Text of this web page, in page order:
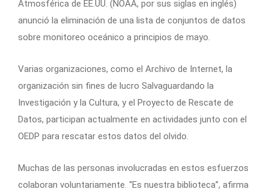
Atmosférica de EE.UU. (NOAA, por sus siglas en inglés)
anunció la eliminación de una lista de conjuntos de datos
sobre monitoreo oceánico a principios de mayo.
Varias organizaciones, como el Archivo de Internet, la
organización sin fines de lucro Salvaguardando la
Investigación y la Cultura, y el Proyecto de Rescate de
Datos, participan actualmente en actividades junto con el
OEDP para rescatar estos datos del olvido.
Muchas de las personas involucradas en estos esfuerzos
colaboran voluntariamente. “Es nuestra biblioteca”, afirma